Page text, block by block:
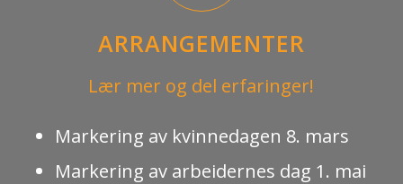
ARRANGEMENTER
Lær mer og del erfaringer!
Markering av kvinnedagen 8. mars
Markering av arbeidernes dag 1. mai